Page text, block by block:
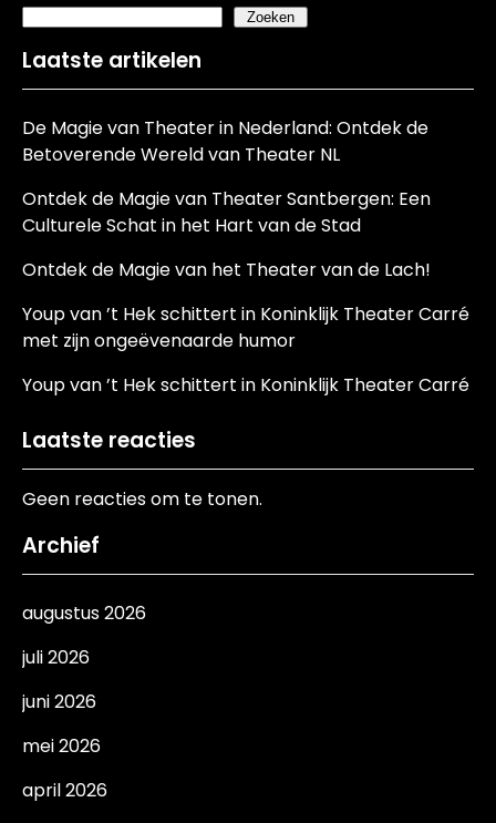
Zoeken
Laatste artikelen
De Magie van Theater in Nederland: Ontdek de
Betoverende Wereld van Theater NL
Ontdek de Magie van Theater Santbergen: Een
Culturele Schat in het Hart van de Stad
Ontdek de Magie van het Theater van de Lach!
Youp van ’t Hek schittert in Koninklijk Theater Carré
met zijn ongeëvenaarde humor
Youp van ’t Hek schittert in Koninklijk Theater Carré
Laatste reacties
Geen reacties om te tonen.
Archief
augustus 2026
juli 2026
juni 2026
mei 2026
april 2026